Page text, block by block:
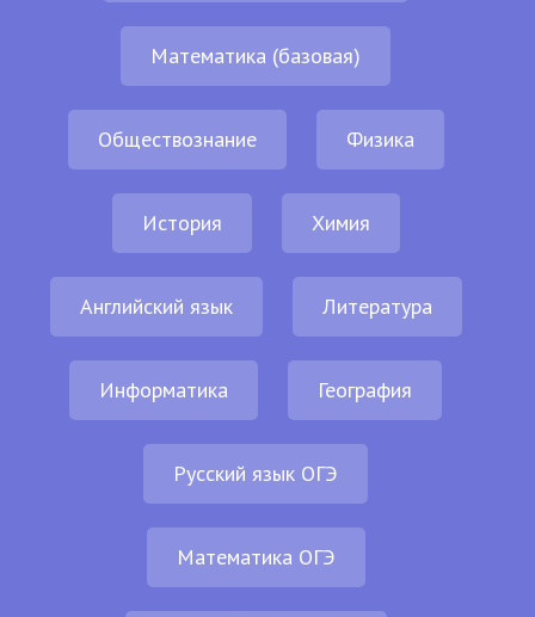
Математика (базовая)
Обществознание Физика
История Химия
Английский язык Литература
Информатика География
Русский язык ОГЭ
Математика ОГЭ